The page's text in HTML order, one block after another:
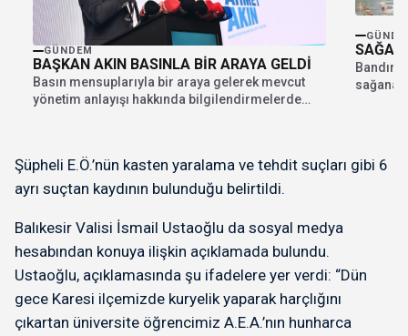
GÜNDEM
BAŞKAN AKIN BASINLA BİR ARAYA GELDİ
Basın mensuplarıyla bir araya gelerek mevcut
yönetim anlayışı hakkında bilgilendirmelerde
sağanak
Şüpheli E.Ö.’nün kasten yaralama ve tehdit suçları gibi 6
ayrı suçtan kaydının bulunduğu belirtildi.
Balıkesir Valisi İsmail Ustaoğlu da sosyal medya
hesabından konuya ilişkin açıklamada bulundu.
Ustaoğlu, açıklamasında şu ifadelere yer verdi: “Dün
gece Karesi ilçemizde kuryelik yaparak harçlığını
çıkartan üniversite öğrencimiz A.E.A.’nın hunharca